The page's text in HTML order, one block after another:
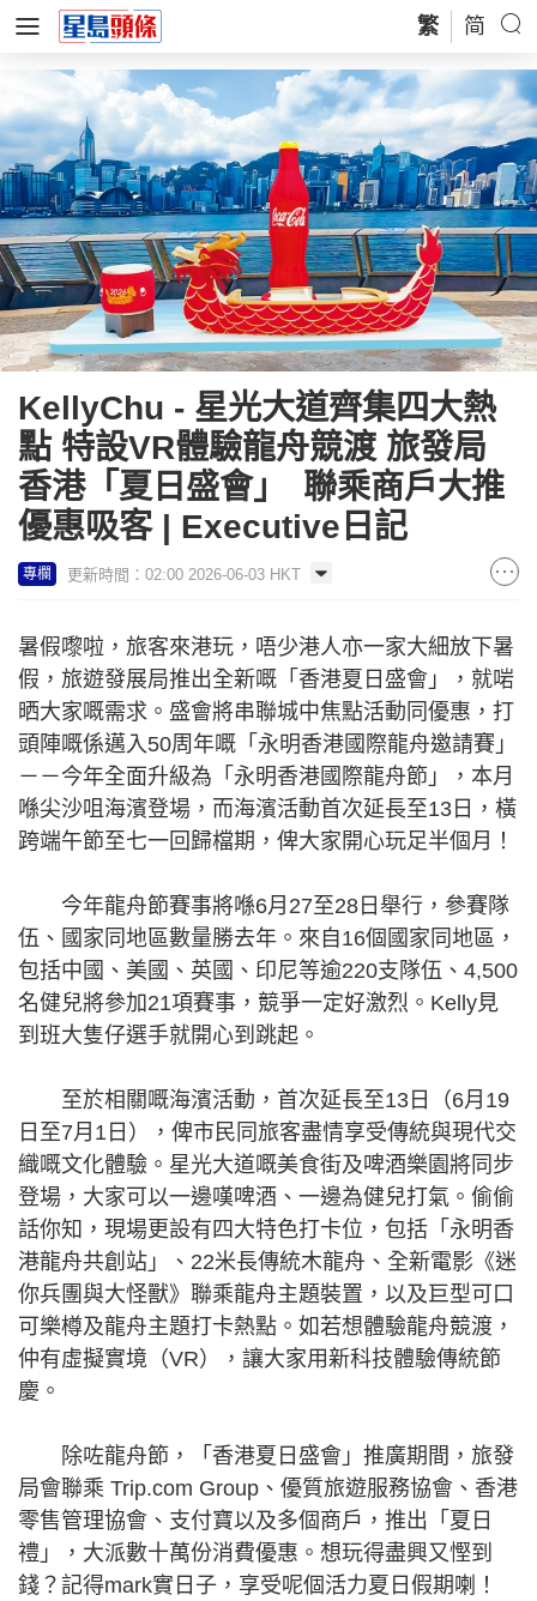
繁 简
KellyChu - 星光大道齊集四大熱
點 特設VR體驗龍舟競渡 旅發局
香港「夏日盛會」 聯乘商戶大推
優惠吸客 | Executive日記
專欄 更新時間：02:00 2026-06-03 HKT
暑假嚟啦，旅客來港玩，唔少港人亦一家大細放下暑
假，旅遊發展局推出全新嘅「香港夏日盛會」，就啱
晒大家嘅需求。盛會將串聯城中焦點活動同優惠，打
頭陣嘅係邁入50周年嘅「永明香港國際龍舟邀請賽」
－－今年全面升級為「永明香港國際龍舟節」，本月
喺尖沙咀海濱登場，而海濱活動首次延長至13日，橫
跨端午節至七一回歸檔期，俾大家開心玩足半個月！
今年龍舟節賽事將喺6月27至28日舉行，參賽隊
伍、國家同地區數量勝去年。來自16個國家同地區，
包括中國、美國、英國、印尼等逾220支隊伍、4,500
名健兒將參加21項賽事，競爭一定好激烈。Kelly見
到班大隻仔選手就開心到跳起。
至於相關嘅海濱活動，首次延長至13日（6月19
日至7月1日），俾市民同旅客盡情享受傳統與現代交
織嘅文化體驗。星光大道嘅美食街及啤酒樂園將同步
登場，大家可以一邊嘆啤酒、一邊為健兒打氣。偷偷
話你知，現場更設有四大特色打卡位，包括「永明香
港龍舟共創站」、22米長傳統木龍舟、全新電影《迷
你兵團與大怪獸》聯乘龍舟主題裝置，以及巨型可口
可樂樽及龍舟主題打卡熱點。如若想體驗龍舟競渡，
仲有虛擬實境（VR），讓大家用新科技體驗傳統節
慶。
除咗龍舟節，「香港夏日盛會」推廣期間，旅發
局會聯乘 Trip.com Group、優質旅遊服務協會、香港
零售管理協會、支付寶以及多個商戶，推出「夏日
禮」，大派數十萬份消費優惠。想玩得盡興又慳到
錢？記得mark實日子，享受呢個活力夏日假期喇！